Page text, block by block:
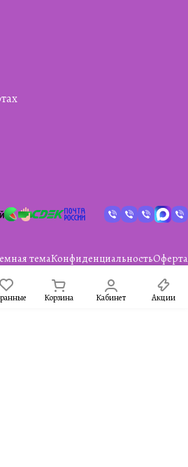
темаКонфиденциальностьОферта
Корзина Кабинет Акции